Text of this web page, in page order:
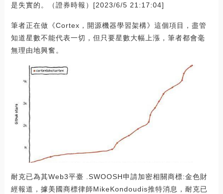
是失實的。（證券時報）[2023/6/5 21:17:04]
筆者正在做《Cortex，開源機器學習架構》這個項目，盡管
知道星數不能代表一切，但只要星數大幅上漲，筆者都會毫
無理由地興奮。
耐克已為其Web3平臺 .SWOOSH申請加密相關商標:金色財
經報道，據美國商標律師MikeKondoudis推特消息，耐克已